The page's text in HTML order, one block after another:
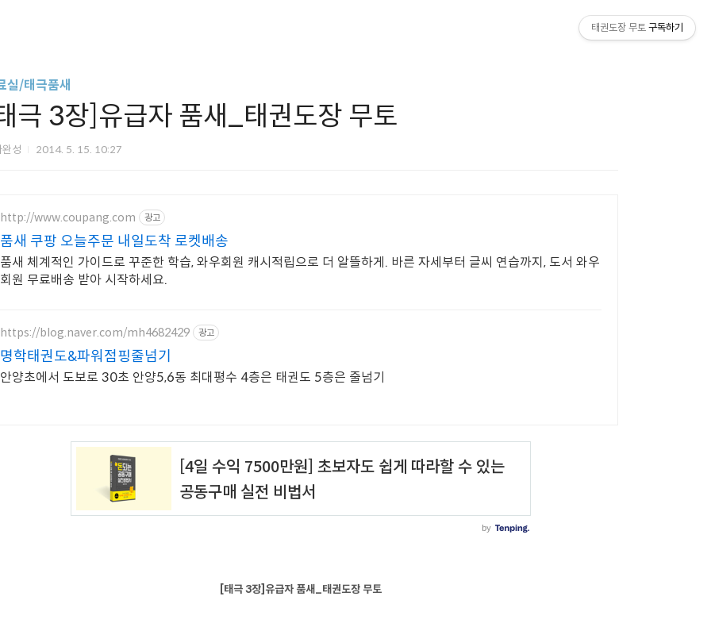
실/태극품새
극 3장]유급자 품새_태권도장 무토
성 2014. 5. 15. 10:27
http://www.coupang.com 광고
품새 쿠팡 오늘주문 내일도착 로켓배송
품새 체계적인 가이드로 꾸준한 학습, 와우회원 캐시적립으로 더 알뜰하게. 바른 자세부터 글씨 연습까지, 도서 와우
회원 무료배송 받아 시작하세요.
https://blog.naver.com/mh4682429 광고
명학태권도&파워점핑줄넘기
안양초에서 도보로 30초 안양5,6동 최대평수 4층은 태권도 5층은 줄넘기
[태극 3장]유급자 품새_태권도장 무토
태권도장 무토 구독하기